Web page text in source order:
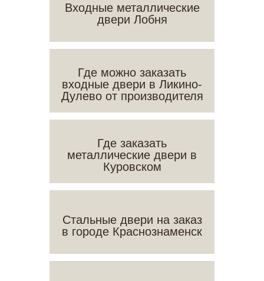
Входные металлические
двери Лобня
Где можно заказать
входные двери в Ликино-
Дулево от производителя
Где заказать
металлические двери в
Куровском
Стальные двери на заказ
в городе Краснознаменск